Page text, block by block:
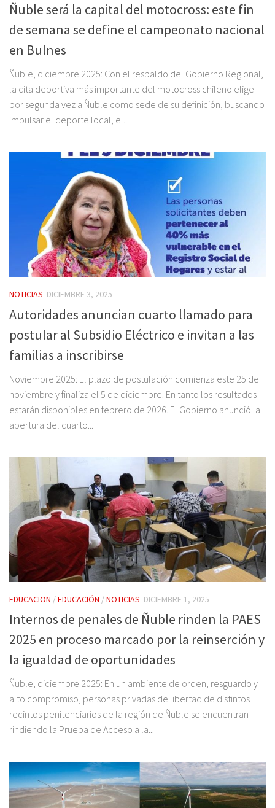
Ñuble será la capital del motocross: este fin
de semana se define el campeonato nacional
en Bulnes
Ñuble, diciembre 2025: Con el respaldo del Gobierno Regional,
la cita deportiva más importante del motocross chileno elige
por segunda vez a Ñuble como sede de su definición, buscando
impulsar el deporte local, el...
NOTICIAS DICIEMBRE 3, 2025
Autoridades anuncian cuarto llamado para
postular al Subsidio Eléctrico e invitan a las
familias a inscribirse
Noviembre 2025: El plazo de postulación comienza este 25 de
noviembre y finaliza el 5 de diciembre. En tanto los resultados
estarán disponibles en febrero de 2026. El Gobierno anunció la
apertura del cuarto...
EDUCACION /EDUCACIÓN /NOTICIAS DICIEMBRE 1, 2025
Internos de penales de Ñuble rinden la PAES
2025 en proceso marcado por la reinserción y
la igualdad de oportunidades
Ñuble, diciembre 2025: En un ambiente de orden, resguardo y
alto compromiso, personas privadas de libertad de distintos
recintos penitenciarios de la región de Ñuble se encuentran
rindiendo la Prueba de Acceso a la...